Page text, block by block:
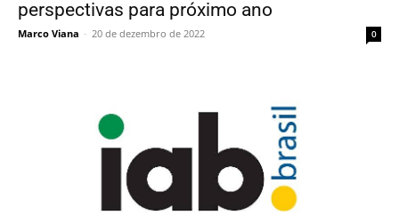
perspectivas para próximo ano
Marco Viana - 20 de dezembro de 2022 0